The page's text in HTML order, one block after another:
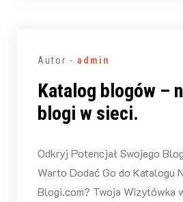
Autor - admin
Katalog blogów –
blogi w sieci.
Odkryj Potencjał Swojego
Warto Dodać Go do Katalogu
Blogi.com? Twoja Wizytówka